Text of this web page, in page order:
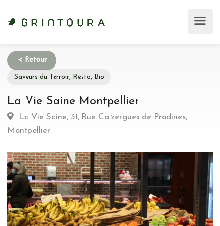
Saveurs du Terroir, Resto, Bio
La Vie Saine Montpellier
La Vie Saine, 31, Rue Caizergues de Pradines,
Montpellier